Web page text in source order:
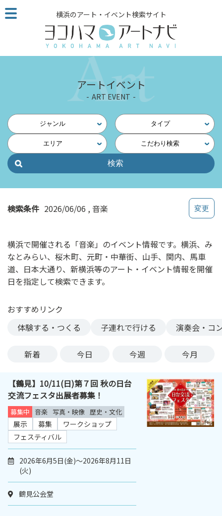
こ
の
ジ
読
他
ペ
の
ク
ス
横浜のアート・イベント検索サイト
アートイベント
ART EVENT
ジャンル タイプ
エリア こだわり検索
検索条件 2026/06/06 音楽
横浜で開催される「音楽」のイベント情報です。横浜、み
なとみらい、桜木町、元町・中華街、山手、関内、馬車
道、日本大通り、新横浜等のアート・イベント情報を開催
日を指定して検索できます。
おすすめリンク
体験する・つくる
子連れで行ける 演奏会・コ
新着 今日 今週 今月
【鶴見】10/11(日)第７回 秋の日台
交流フェスタ出展者募集！
募集中 音楽 写真・映像 歴史・文化
展示 募集
ワークショップ
フェスティバル
2026年6月5日(金)～2026年8月11日
(火)
鶴見公会堂